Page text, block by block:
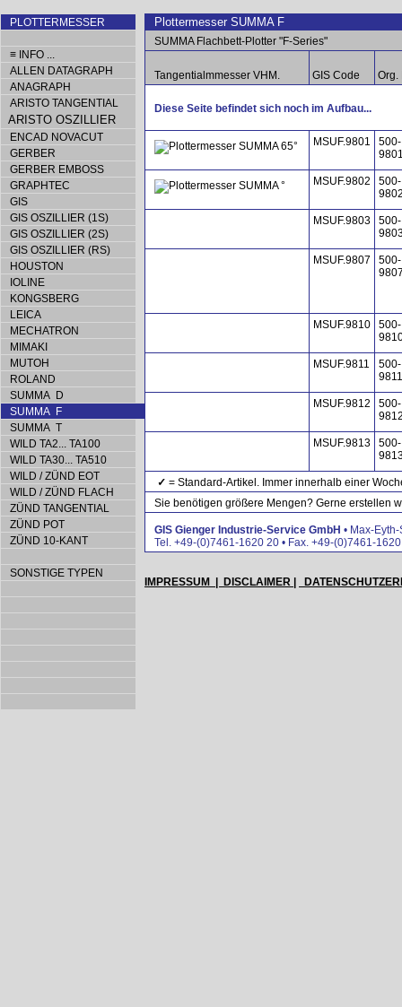
PLOTTERMESSER
≡ INFO ...
ALLEN DATAGRAPH
ANAGRAPH
ARISTO TANGENTIAL
ARISTO OSZILLIER
ENCAD NOVACUT
GERBER
GERBER EMBOSS
GRAPHTEC
GIS
GIS OSZILLIER (1S)
GIS OSZILLIER (2S)
GIS OSZILLIER (RS)
HOUSTON
IOLINE
KONGSBERG
LEICA
MECHATRON
MIMAKI
MUTOH
ROLAND
SUMMA D
SUMMA F
SUMMA T
WILD TA2... TA100
WILD TA30... TA510
WILD / ZÜND EOT
WILD / ZÜND FLACH
ZÜND TANGENTIAL
ZÜND POT
ZÜND 10-KANT
SONSTIGE TYPEN
Plottermesser SUMMA F
SUMMA Flachbett-Plotter "F-Series"
Tangentialmmesser VHM. GIS Code Org.
Diese Seite befindet sich noch im Aufbau...
MSUF.9801
500-
MSUF.9802
500-
MSUF.9803
500-
MSUF.9807
500-
MSUF.9810
500-
MSUF.9811
500-
9811
MSUF.9812
500-
MSUF.9813
500-
✓ = Standard-Artikel. Immer innerhalb einer
Sie benötigen größere Mengen? Gerne erstellen
GIS Gienger Industrie-Service GmbH • Max-
Tel. +49-(0)7461-1620 20 • Fax. +49-(0)7461-
IMPRESSUM | DISCLAIMER |